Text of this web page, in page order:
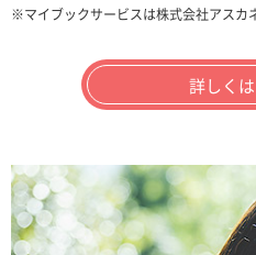
※マイブックサービスは株式会社アスカ
詳しく